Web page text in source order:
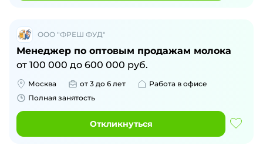
ООО "ФРЕШ ФУД"
Менеджер по оптовым продажам молока
от 100 000 до 600 000 руб.
Москва от 3 до 6 лет
Работа в офисе
Полная занятость
Откликнуться